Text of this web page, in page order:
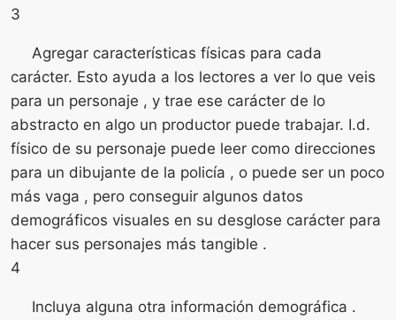
3
Agregar características físicas para cada
carácter. Esto ayuda a los lectores a ver lo que veis
para un personaje , y trae ese carácter de lo
abstracto en algo un productor puede trabajar. I.d.
físico de su personaje puede leer como direcciones
para un dibujante de la policía , o puede ser un poco
más vaga , pero conseguir algunos datos
demográficos visuales en su desglose carácter para
hacer sus personajes más tangible .
4
Incluya alguna otra información demográfica .